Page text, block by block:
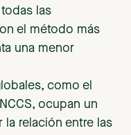
las
el método más
una menor
como el
ocupan un
la relación entre las